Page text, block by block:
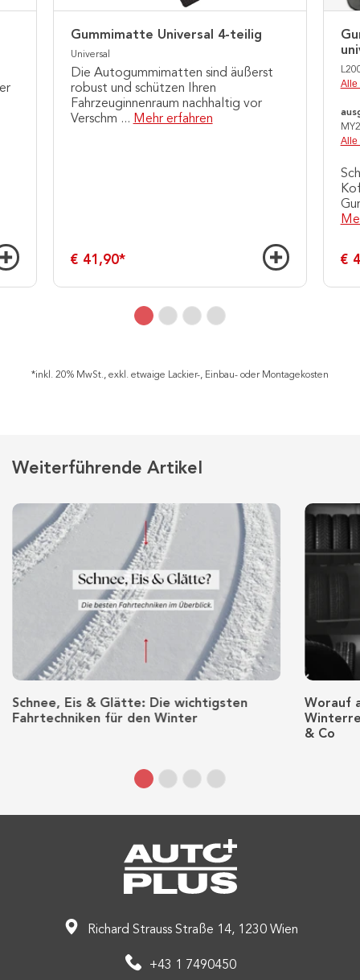
Gummimatte Universal 4-teilig
Universal
Die Autogummimatten sind äußerst
robust und schützen Ihren
Fahrzeuginnenraum nachhaltig vor
Verschm ... Mehr erfahren
€ 41,90*
Alle
Alle
€
*inkl. 20% MwSt., exkl. etwaige Lackier-, Einbau- oder Montagekosten
Weiterführende Artikel
Schnee, Eis & Glätte: Die wichtigsten
Fahrtechniken für den Winter
Worauf
& Co
Richard Strauss Straße 14, 1230 Wien
+43 1 7490450